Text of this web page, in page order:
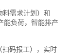
需求计划）和
能负荷，智能排产
码报工），实时